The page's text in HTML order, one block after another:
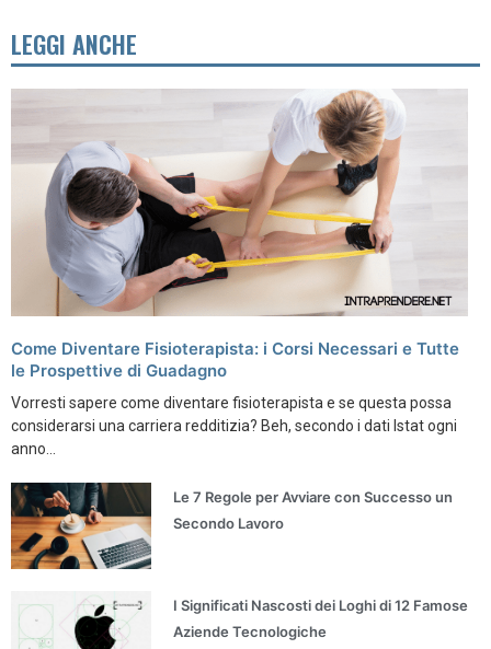
LEGGI ANCHE
Come Diventare Fisioterapista: i Corsi Necessari e Tutte
le Prospettive di Guadagno
Vorresti sapere come diventare fisioterapista e se questa possa
considerarsi una carriera redditizia? Beh, secondo i dati Istat ogni
anno...
Le 7 Regole per Avviare con Successo un
Secondo Lavoro
I Significati Nascosti dei Loghi di 12 Famose
Aziende Tecnologiche